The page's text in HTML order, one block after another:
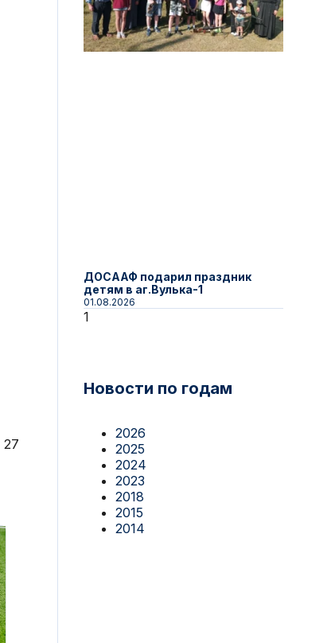
27
ДОСААФ подарил праздник
детям в аг.Вулька-1
01.08.2026
Новости по годам
2026
2025
2024
2023
2018
2015
2014